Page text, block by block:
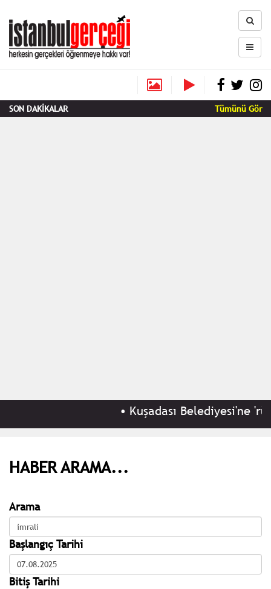
SON DAKİKALAR Tümünü Gör
Kuşadası Belediyesi'ne
HABER ARAMA...
Arama
Başlangıç Tarihi
Bitiş Tarihi